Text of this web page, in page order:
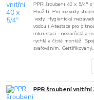
PPR šroubení 40 x 5/4"
Použití: Pro rozvody
vody. Hygienická
vodou ( Atestace pro
inkrustaci - nezarůstá a
rychlá a čistá montáž.
svařováním.
PPR šroubení vnitřní